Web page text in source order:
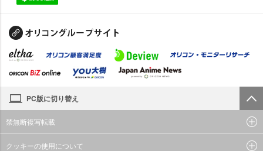
PC版に切り替え
禁無断複写転載
クッキーの使用について